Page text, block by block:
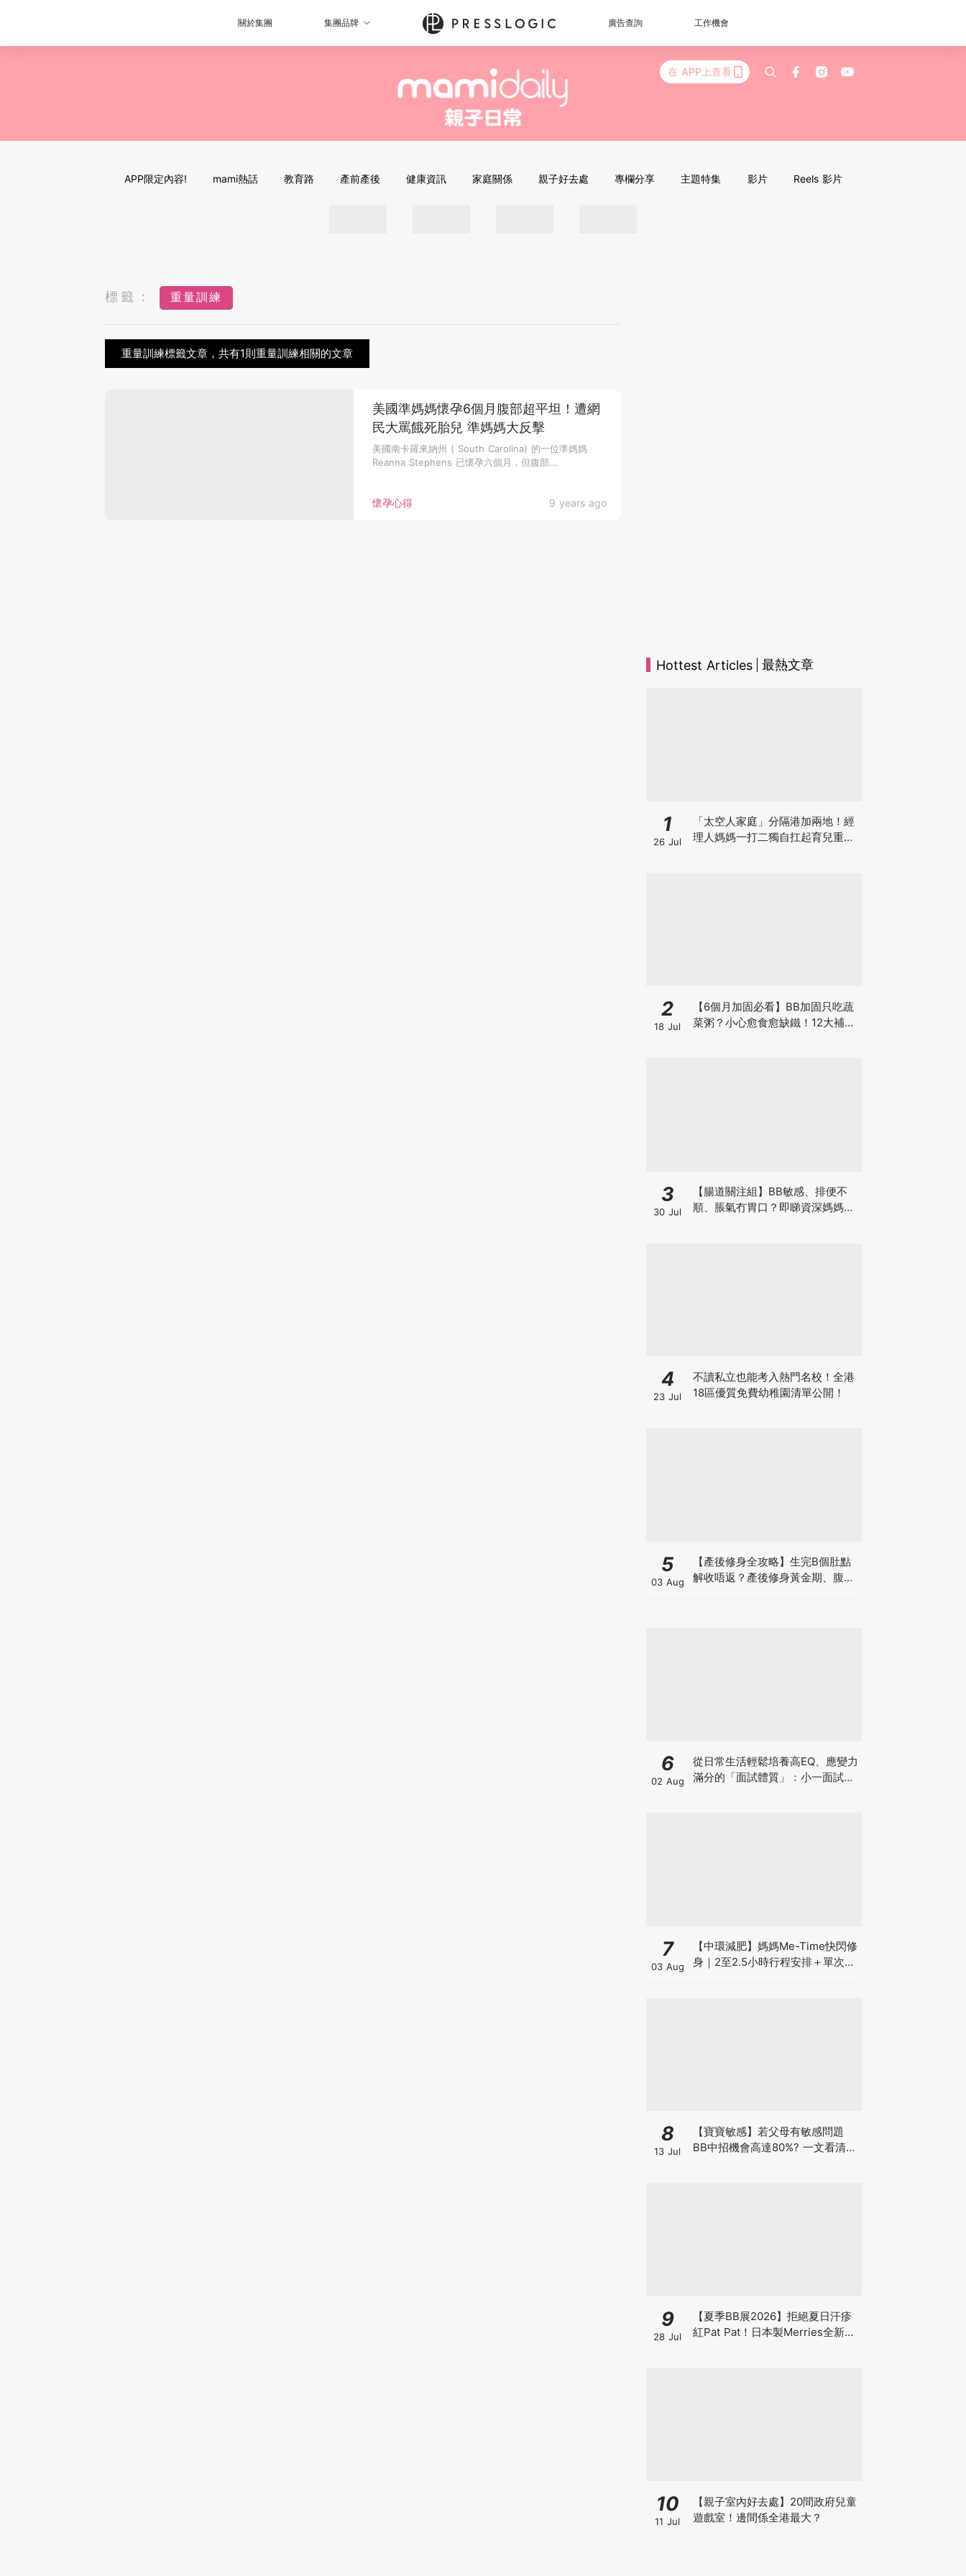
關於集團 集團品牌 廣告查詢 工作機會
在 APP上查看
APP限定內容! mami熱話 教育路 產前產後 健康資訊 家庭關係 親子好去處 專欄分享 主題特集 影片 Reels 影片
標籤： 重量訓練
重量訓練標籤文章，共有1則重量訓練相關的文章
懷孕心得 9 years ago
美國準媽媽懷孕6個月腹部超平坦！遭網
民大罵餓死胎兒 準媽媽大反擊
美國南卡羅來納州 ( South Carolina) 的一位準媽媽
Reanna Stephens 已懷孕六個月，但腹部...
Hottest Articles 最熱文章
1
26 Jul
「太空人家庭」分隔港加兩地！經
理人媽媽一打二獨自扛起育兒重
2
18 Jul
【6個月加固必看】BB加固只吃蔬
菜粥？小心愈食愈缺鐵！12大補鐵
3
30 Jul
【腸道關注組】BB敏感、排便不
順、脹氣冇胃口？即睇資深媽媽分
4
23 Jul
不讀私立也能考入熱門名校！全港
18區優質免費幼稚園清單公開！
5
03 Aug
【產後修身全攻略】生完B個肚點
解收唔返？產後修身黃金期、腹直
6
02 Aug
從日常生活輕鬆培養高EQ、應變力
滿分的「面試體質」：小一面試最
7
03 Aug
【中環減肥】媽媽Me-Time快閃修
身｜2至2.5小時行程安排＋單次收
8
13 Jul
【寶寶敏感】若父母有敏感問題
BB中招機會高達80%? 一文看清預
9
28 Jul
【夏季BB展2026】拒絕夏日汗疹
紅Pat Pat！日本製Merries全新超
10
11 Jul
【親子室內好去處】20間政府兒童
遊戲室！邊間係全港最大？